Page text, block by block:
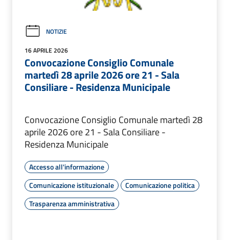
NOTIZIE
16 APRILE 2026
Convocazione Consiglio Comunale
martedì 28 aprile 2026 ore 21 - Sala
Consiliare - Residenza Municipale
Convocazione Consiglio Comunale martedì 28
aprile 2026 ore 21 - Sala Consiliare -
Residenza Municipale
Accesso all'informazione
Comunicazione istituzionale
Comunicazione politica
Trasparenza amministrativa